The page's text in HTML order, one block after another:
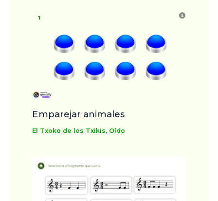
Emparejar animales
El Txoko de los Txikis, Oído